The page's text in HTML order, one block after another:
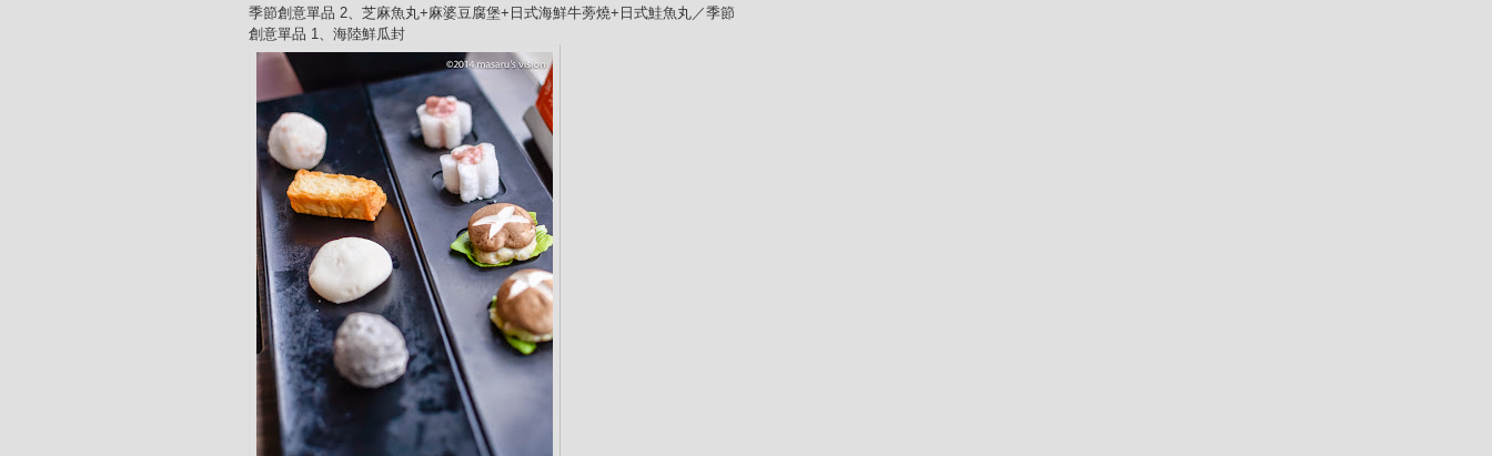
季節創意單品 2、芝麻魚丸+麻婆豆腐堡+日式海鮮牛蒡燒+日式鮭魚丸／季節
創意單品 1、海陸鮮瓜封